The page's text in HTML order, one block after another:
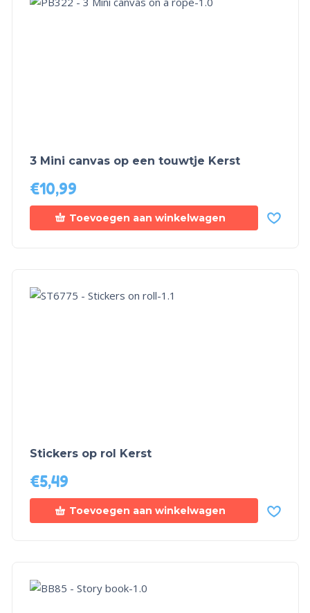
3 Mini canvas op een touwtje Kerst
€10,99
Toevoegen aan winkelwagen
Stickers op rol Kerst
€5,49
Toevoegen aan winkelwagen